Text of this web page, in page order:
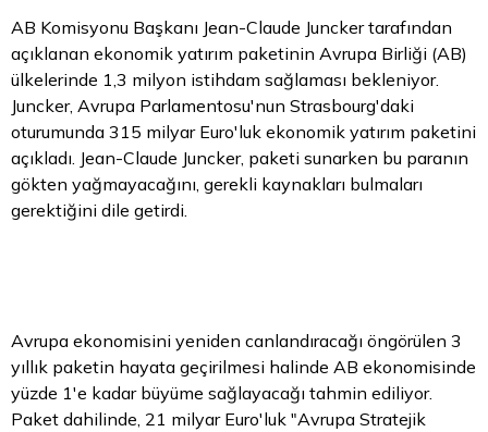
AB Komisyonu Başkanı Jean-Claude Juncker tarafından
açıklanan ekonomik yatırım paketinin Avrupa Birliği (AB)
ülkelerinde 1,3 milyon istihdam sağlaması bekleniyor.
Juncker, Avrupa Parlamentosu'nun Strasbourg'daki
oturumunda 315 milyar Euro'luk ekonomik yatırım paketini
açıkladı. Jean-Claude Juncker, paketi sunarken bu paranın
gökten yağmayacağını, gerekli kaynakları bulmaları
gerektiğini dile getirdi.
Avrupa ekonomisini yeniden canlandıracağı öngörülen 3
yıllık paketin hayata geçirilmesi halinde AB ekonomisinde
yüzde 1'e kadar büyüme sağlayacağı tahmin ediliyor.
Paket dahilinde, 21 milyar Euro'luk "Avrupa Stratejik